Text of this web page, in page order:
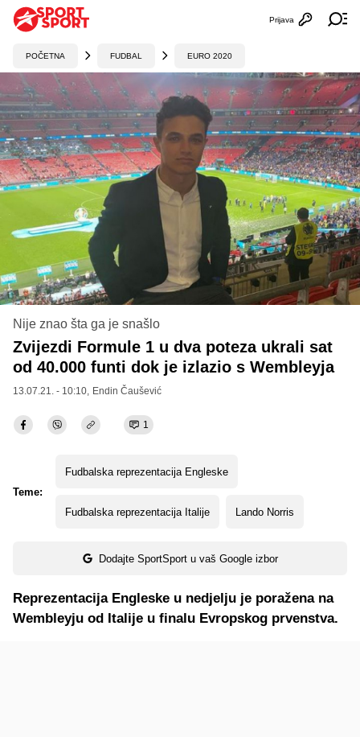
Otvori
Prijava
POČETNA FUDBAL EURO 2020
Nije znao šta ga je snašlo
Zvijezdi Formule 1 u dva poteza ukrali sat
od 40.000 funti dok je izlazio s Wembleyja
13.07.21. - 10:10, Endin Čaušević
1
Teme:
Fudbalska reprezentacija Engleske
Fudbalska reprezentacija Italije Lando Norris
Dodajte SportSport u vaš Google izbor
Reprezentacija Engleske u nedjelju je poražena na
Wembleyju od Italije u finalu Evropskog prvenstva.